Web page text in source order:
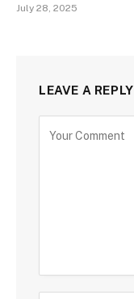
July 28, 2025
LEAVE A REPLY